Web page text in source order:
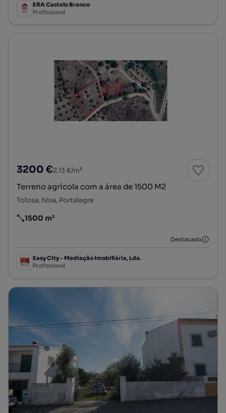
ERA Castelo Branco
Profissional
3200 €2,13 €/m²
Terreno agrícola com a área de 1500 M2
Tolosa, Nisa, Portalegre
Preço por metro quadrado
1500 m²
Destacado
Easy City - Mediação Imobiliária, Lda.
Profissional